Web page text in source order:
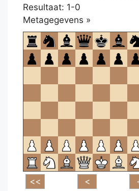
Resultaat: 1-0
Metagegevens »
om
te
openen.